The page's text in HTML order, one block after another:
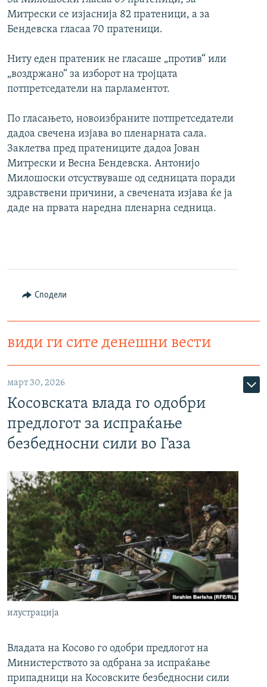
Митрески се изјаснија 82 пратеници, а за
Бендевска гласаа 70 пратеници.
Ниту еден пратеник не гласаше „против“ или
„воздржано“ за изборот на тројцата
потпретседатели на парламентот.
По гласањето, новоизбраните потпретседатели
дадоа свечена изјава во пленарната сала.
Заклетва пред пратениците дадоа Јован
Митрески и Весна Бендевска. Антонијо
Милошоски отсуствуваше од седницата поради
здравствени причини, а свечената изјава ќе ја
даде на првата наредна пленарна седница.
Сподели
види ги сите денешни вести
март 30, 2026
Косовската влада го одобри
предлогот за испраќање
безбедносни сили во Газа
илустрација
Владата на Косово го одобри предлогот на
Министерството за одбрана за испраќање
припадници на Косовските безбедносни сили